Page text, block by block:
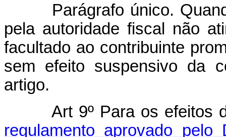
Parágrafo único.
pela autoridade fiscal não
facultado ao contribuinte
sem efeito suspensivo da
artigo.
Art 9º Para os efeitos
regulamento aprovado